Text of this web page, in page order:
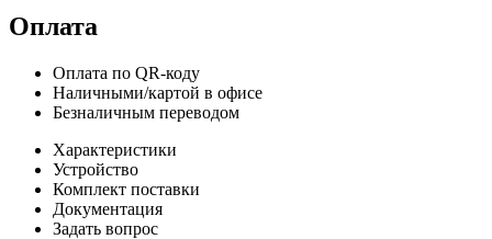
Оплата
Оплата по QR-коду
Наличными/картой в офисе
Безналичным переводом
Характеристики
Устройство
Комплект поставки
Документация
Задать вопрос